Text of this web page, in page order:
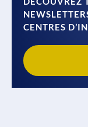
CENTRES